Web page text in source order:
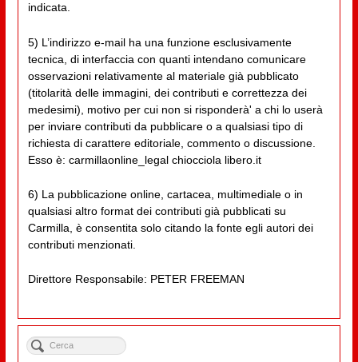
indicata.
5) L’indirizzo e-mail ha una funzione esclusivamente
tecnica, di interfaccia con quanti intendano comunicare
osservazioni relativamente al materiale già pubblicato
(titolarità delle immagini, dei contributi e correttezza dei
medesimi), motivo per cui non si risponderà' a chi lo userà
per inviare contributi da pubblicare o a qualsiasi tipo di
richiesta di carattere editoriale, commento o discussione.
Esso è: carmillaonline_legal chiocciola libero.it
6) La pubblicazione online, cartacea, multimediale o in
qualsiasi altro format dei contributi già pubblicati su
Carmilla, è consentita solo citando la fonte egli autori dei
contributi menzionati.
Direttore Responsabile: PETER FREEMAN